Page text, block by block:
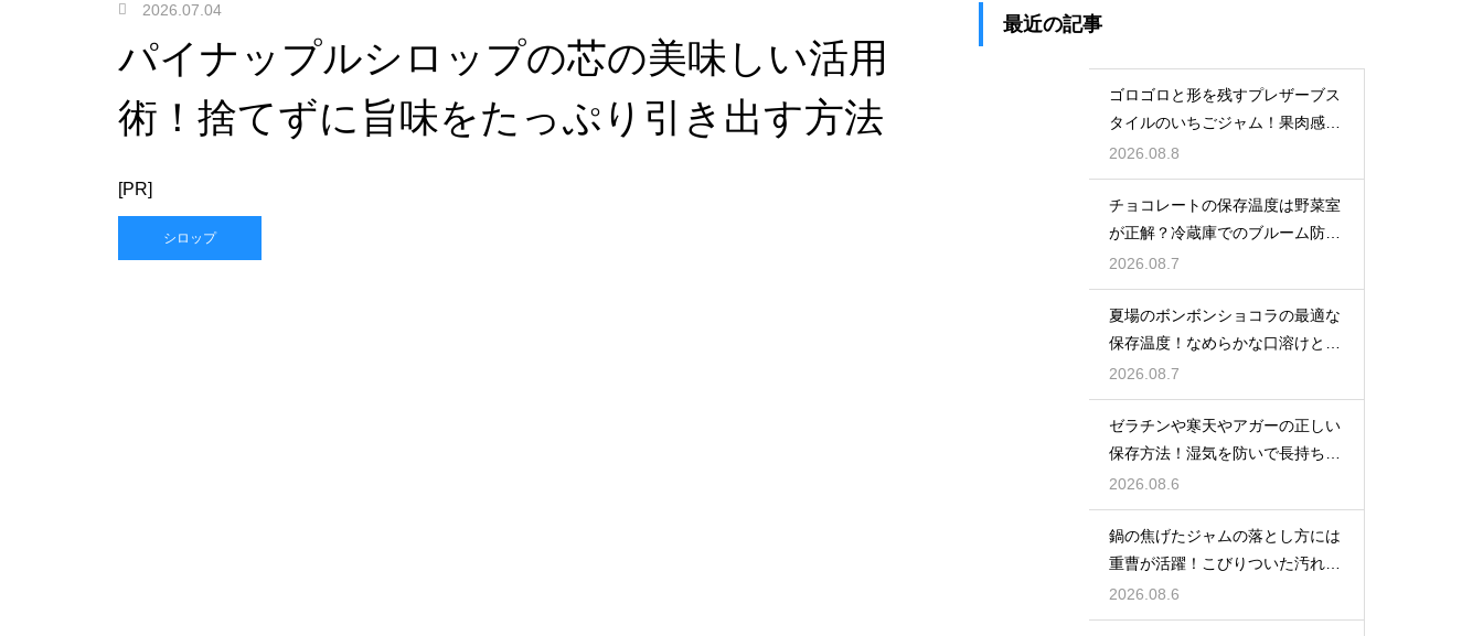
2026.07.04
パイナップルシロップの芯の美味しい活用
術！捨てずに旨味をたっぷり引き出す方法
[PR]
シロップ
最近の記事
ゴロゴロと形を残すプレザーブス
タイルのいちごジャム！果肉感を
たっぷり楽しむ美味しいレシピ
2026.08.8
チョコレートの保存温度は野菜室
が正解？冷蔵庫でのブルーム防止
策
2026.08.7
夏場のボンボンショコラの最適な
保存温度！なめらかな口溶けと美
しいツヤを保つための管理方法
2026.08.7
ゼラチンや寒天やアガーの正しい
保存方法！湿気を防いで長持ちさ
せるコツ
2026.08.6
鍋の焦げたジャムの落とし方には
重曹が活躍！こびりついた汚れを
綺麗に落としてピカピカにする技
2026.08.6